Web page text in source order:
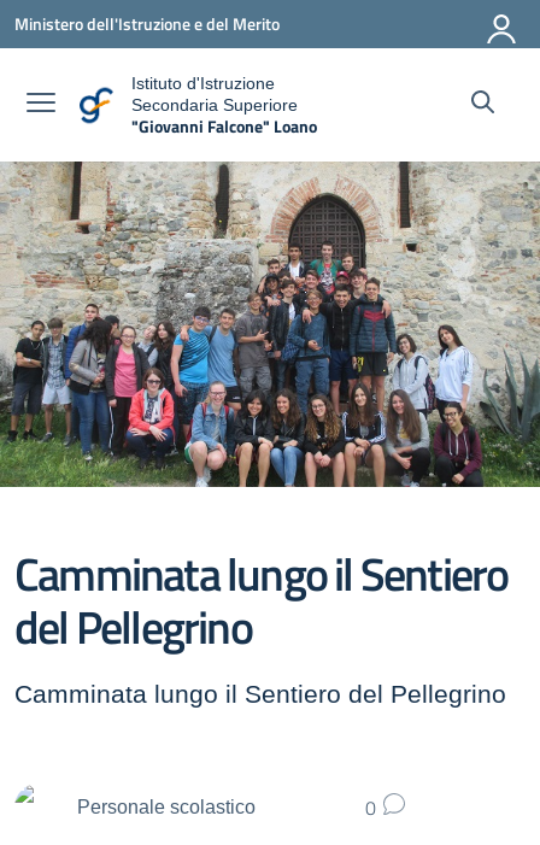
Vai ai contenuti
Vai al menu di navigazione
Vai al footer
Ministero dell'Istruzione e del Merito
Istituto d'Istruzione
Secondaria Superiore
"Giovanni Falcone" Loano
Camminata lungo il Sentiero
del Pellegrino
Camminata lungo il Sentiero del Pellegrino
Personale scolastico 0